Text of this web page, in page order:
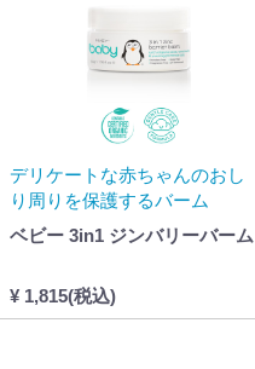
デリケートな赤ちゃんのおし
り周りを保護するバーム
ベビー 3in1 ジンバリーバーム
¥ 1,815(税込)